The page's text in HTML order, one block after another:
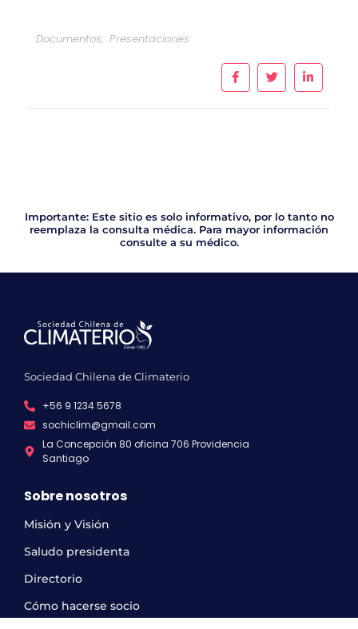
Documentos, Presentaciones
Importante: Este sitio es solo informativo, por lo tanto no
reemplaza la consulta médica. Para mayor información
consulte a su médico.
Sociedad Chilena de Climaterio
+56 9 1234 5678
sochiclim@gmail.com
La Concepción 80 oficina 706 Providencia
Santiago
Sobre nosotros
Misión y Visión
Saludo presidenta
Directorio
Cómo hacerse socio